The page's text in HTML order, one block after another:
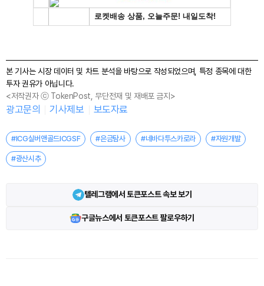
본 기사는 시장 데이터 및 차트 분석을 바탕으로 작성되었으며, 특정 종목에 대한
투자 권유가 아닙니다.
<저작권자 ⓒ TokenPost, 무단전재 및 재배포 금지>
광고문의 기사제보 보도자료
#ICG실버앤골드ICGSF #은금탐사 #네바다투스카로라 #자원개발
#광산시추
텔레그램에서 토큰포스트 속보 보기
구글뉴스에서 토큰포스트 팔로우하기